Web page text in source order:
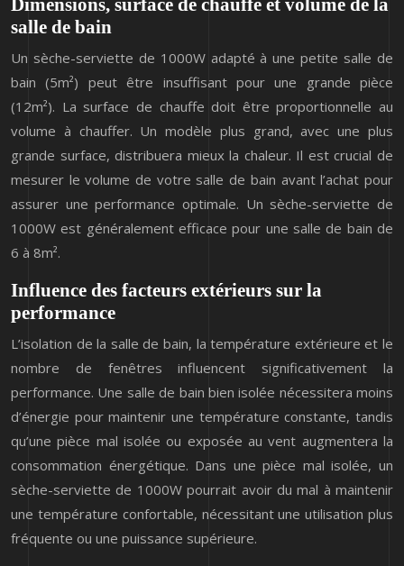
Dimensions, surface de chauffe et volume de la
salle de bain
Un sèche-serviette de 1000W adapté à une petite salle de
bain (5m²) peut être insuffisant pour une grande pièce
(12m²). La surface de chauffe doit être proportionnelle au
volume à chauffer. Un modèle plus grand, avec une plus
grande surface, distribuera mieux la chaleur. Il est crucial de
mesurer le volume de votre salle de bain avant l’achat pour
assurer une performance optimale. Un sèche-serviette de
1000W est généralement efficace pour une salle de bain de
6 à 8m².
Influence des facteurs extérieurs sur la
performance
L’isolation de la salle de bain, la température extérieure et le
nombre de fenêtres influencent significativement la
performance. Une salle de bain bien isolée nécessitera moins
d’énergie pour maintenir une température constante, tandis
qu’une pièce mal isolée ou exposée au vent augmentera la
consommation énergétique. Dans une pièce mal isolée, un
sèche-serviette de 1000W pourrait avoir du mal à maintenir
une température confortable, nécessitant une utilisation plus
fréquente ou une puissance supérieure.